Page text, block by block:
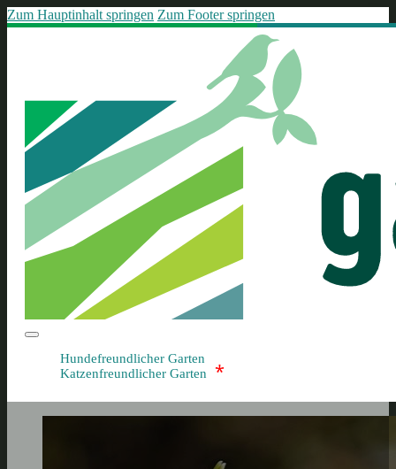
Zum Hauptinhalt springen Zum Footer springen
Hundefreundlicher Garten
Katzenfreundlicher Garten
*